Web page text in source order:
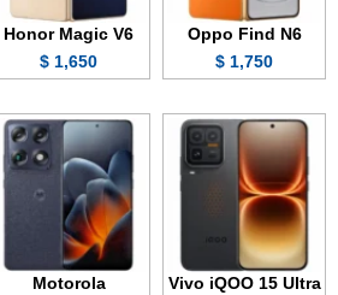
Oppo Find N6
1,750 $
Honor Magic V6
1,650 $
Vivo iQOO 15 Ultra
Motorola